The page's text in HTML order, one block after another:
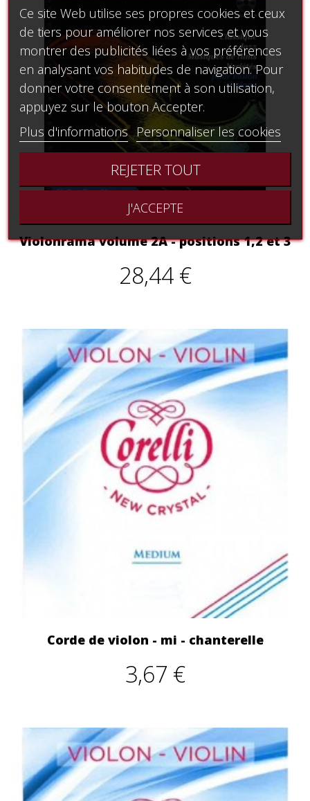
Violonrama volume 2A - positions 1,2 et 3
28,44 €
Corde de violon - mi - chanterelle
3,67 €
Ce site Web utilise ses propres cookies et ceux
de tiers pour améliorer nos services et vous
montrer des publicités liées à vos préférences
en analysant vos habitudes de navigation. Pour
donner votre consentement à son utilisation,
appuyez sur le bouton Accepter.
Plus d'informations
Personnaliser les cookies
REJETER TOUT
J'ACCEPTE